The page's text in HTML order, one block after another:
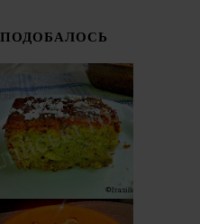
СОЛОДКИЙ
ПИРІГ З
КАБАЧКІВ
(TORTA DOLCE DI
ZUCCHINE)